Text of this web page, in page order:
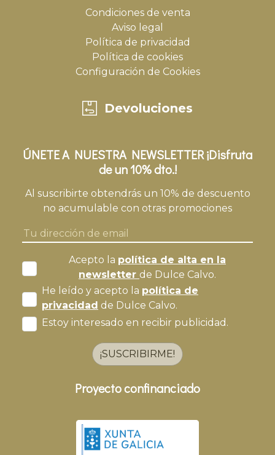
Condiciones de venta
Aviso legal
Política de privacidad
Política de cookies
Configuración de Cookies
Devoluciones
ÚNETE A NUESTRA NEWSLETTER ¡Disfruta
de un 10% dto.!
Al suscribirte obtendrás un 10% de descuento
no acumulable con otras promociones
Acepto la política de alta en la
newsletter de Dulce Calvo.
He leído y acepto la política de
privacidad de Dulce Calvo.
Estoy interesado en recibir publicidad.
¡SUSCRIBIRME!
Proyecto confinanciado